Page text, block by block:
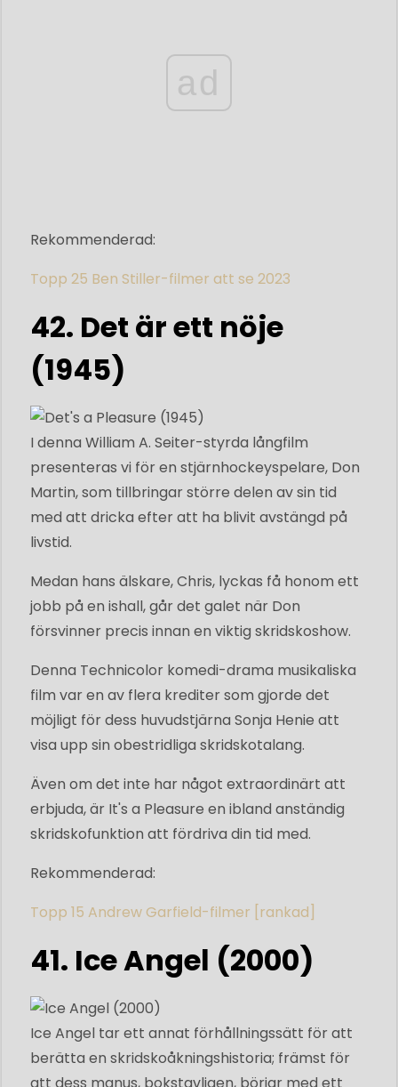
ad
Rekommenderad:
Topp 25 Ben Stiller-filmer att se 2023
42. Det är ett nöje
(1945)
I denna William A. Seiter-styrda långfilm
presenteras vi för en stjärnhockeyspelare, Don
Martin, som tillbringar större delen av sin tid
med att dricka efter att ha blivit avstängd på
livstid.
Medan hans älskare, Chris, lyckas få honom ett
jobb på en ishall, går det galet när Don
försvinner precis innan en viktig skridskoshow.
Denna Technicolor komedi-drama musikaliska
film var en av flera krediter som gjorde det
möjligt för dess huvudstjärna Sonja Henie att
visa upp sin obestridliga skridskotalang.
Även om det inte har något extraordinärt att
erbjuda, är It's a Pleasure en ibland anständig
skridskofunktion att fördriva din tid med.
Rekommenderad:
Topp 15 Andrew Garfield-filmer [rankad]
41. Ice Angel (2000)
Ice Angel tar ett annat förhållningssätt för att
berätta en skridskoåkningshistoria; främst för
att dess manus, bokstavligen, börjar med ett